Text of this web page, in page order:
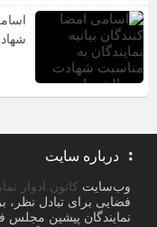
درباره سایت
وب‌سایت کانون ادوار
فضایی برای تبادل نظر،
نمایندگان پیشین مجلس